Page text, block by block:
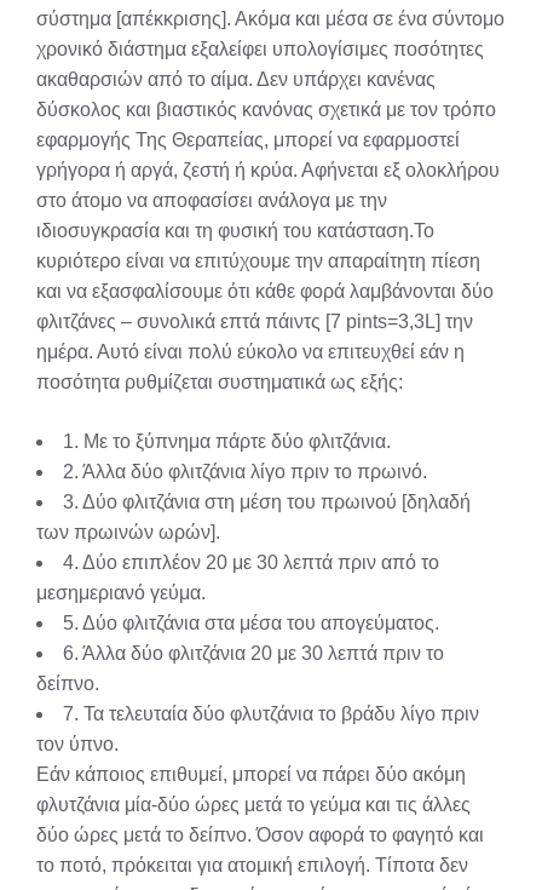
σύστημα [απέκκρισης]. Ακόμα και μέσα σε ένα σύντομο
χρονικό διάστημα εξαλείφει υπολογίσιμες ποσότητες
ακαθαρσιών από το αίμα. Δεν υπάρχει κανένας
δύσκολος και βιαστικός κανόνας σχετικά με τον τρόπο
εφαρμογής Της Θεραπείας, μπορεί να εφαρμοστεί
γρήγορα ή αργά, ζεστή ή κρύα. Αφήνεται εξ ολοκλήρου
στο άτομο να αποφασίσει ανάλογα με την
ιδιοσυγκρασία και τη φυσική του κατάσταση.Το
κυριότερο είναι να επιτύχουμε την απαραίτητη πίεση
και να εξασφαλίσουμε ότι κάθε φορά λαμβάνονται δύο
φλιτζάνες – συνολικά επτά πάιντς [7 pints=3,3L] την
ημέρα. Αυτό είναι πολύ εύκολο να επιτευχθεί εάν η
ποσότητα ρυθμίζεται συστηματικά ως εξής:
1. Με το ξύπνημα πάρτε δύο φλιτζάνια.
2. Άλλα δύο φλιτζάνια λίγο πριν το πρωινό.
3. Δύο φλιτζάνια στη μέση του πρωινού [δηλαδή
των πρωινών ωρών].
4. Δύο επιπλέον 20 με 30 λεπτά πριν από το
μεσημεριανό γεύμα.
5. Δύο φλιτζάνια στα μέσα του απογεύματος.
6. Άλλα δύο φλιτζάνια 20 με 30 λεπτά πριν το
δείπνο.
7. Τα τελευταία δύο φλυτζάνια το βράδυ λίγο πριν
τον ύπνο.
Εάν κάποιος επιθυμεί, μπορεί να πάρει δύο ακόμη
φλυτζάνια μία-δύο ώρες μετά το γεύμα και τις άλλες
δύο ώρες μετά το δείπνο. Όσον αφορά το φαγητό και
το ποτό, πρόκειται για ατομική επιλογή. Τίποτα δεν